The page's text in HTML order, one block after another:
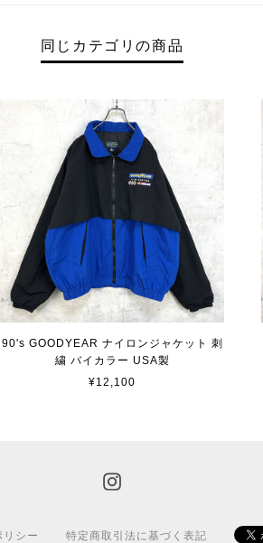
同じカテゴリの商品
90's GOODYEAR ナイロンジャケット 刺
繍 バイカラー USA製
¥12,100
リシー 特定商取引法に基づく表記